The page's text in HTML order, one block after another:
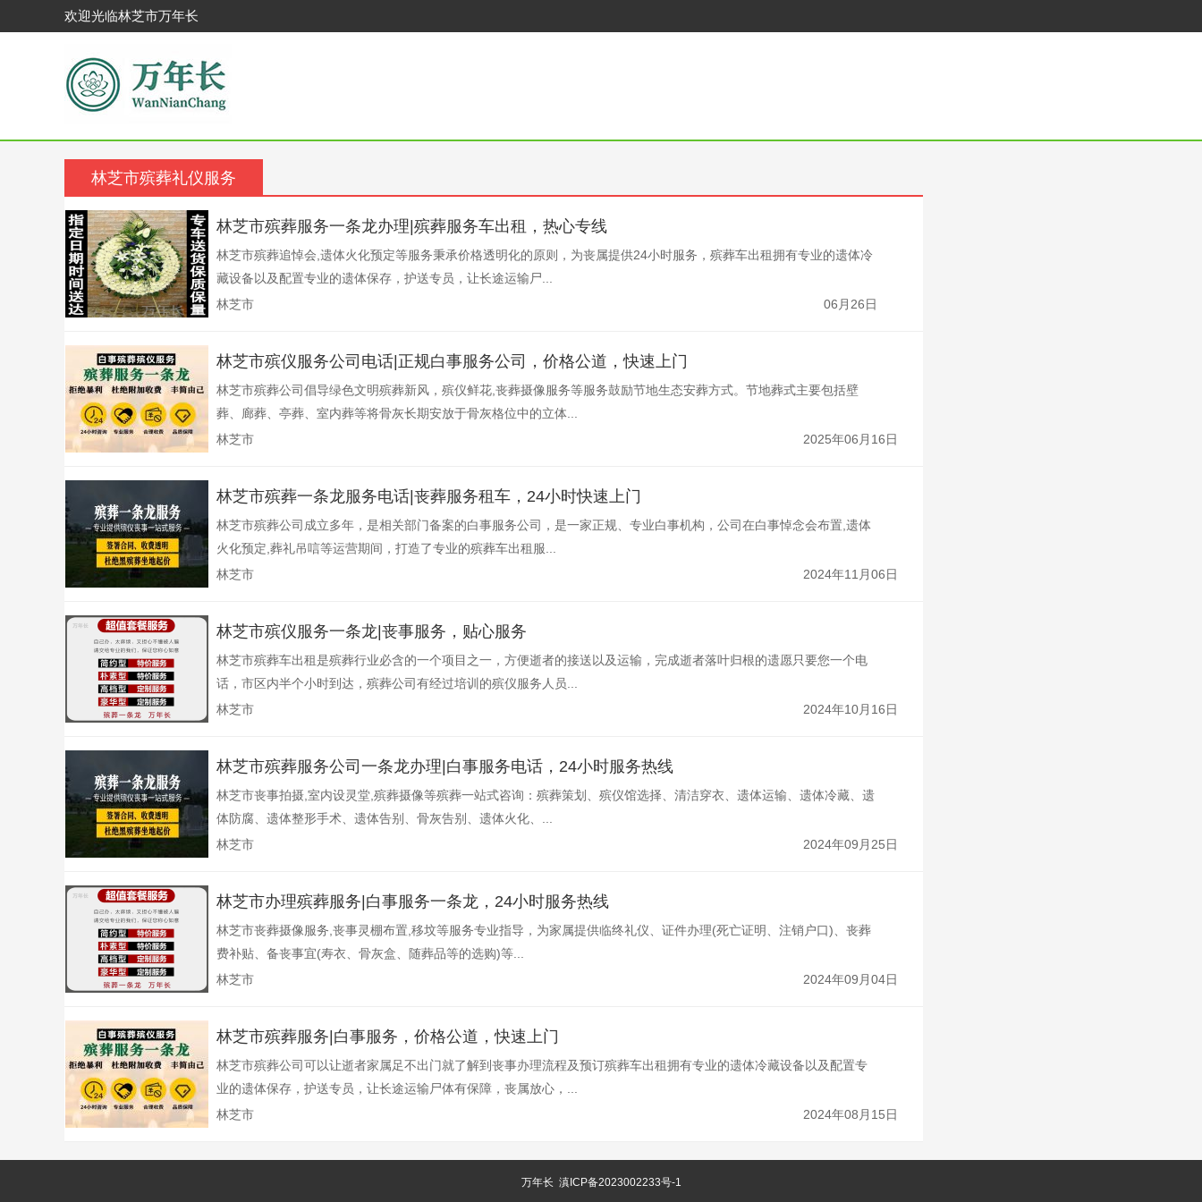
欢迎光临林芝市万年长
林芝市殡葬礼仪服务
林芝市殡葬服务一条龙办理|殡葬服务车出租，热心专线
林芝市殡葬追悼会,遗体火化预定等服务秉承价格透明化的原则，为丧属提供24小时服务，殡葬车出租拥有专业的遗体冷
藏设备以及配置专业的遗体保存，护送专员，让长途运输尸...
林芝市
06月26日
林芝市殡仪服务公司电话|正规白事服务公司，价格公道，快速上门
林芝市殡葬公司倡导绿色文明殡葬新风，殡仪鲜花,丧葬摄像服务等服务鼓励节地生态安葬方式。节地葬式主要包括壁
葬、廊葬、亭葬、室内葬等将骨灰长期安放于骨灰格位中的立体...
林芝市
2025年06月16日
林芝市殡葬一条龙服务电话|丧葬服务租车，24小时快速上门
林芝市殡葬公司成立多年，是相关部门备案的白事服务公司，是一家正规、专业白事机构，公司在白事悼念会布置,遗体
火化预定,葬礼吊唁等运营期间，打造了专业的殡葬车出租服...
林芝市
2024年11月06日
林芝市殡仪服务一条龙|丧事服务，贴心服务
林芝市殡葬车出租是殡葬行业必含的一个项目之一，方便逝者的接送以及运输，完成逝者落叶归根的遗愿只要您一个电
话，市区内半个小时到达，殡葬公司有经过培训的殡仪服务人员...
林芝市
2024年10月16日
林芝市殡葬服务公司一条龙办理|白事服务电话，24小时服务热线
林芝市丧事拍摄,室内设灵堂,殡葬摄像等殡葬一站式咨询：殡葬策划、殡仪馆选择、清洁穿衣、遗体运输、遗体冷藏、遗
体防腐、遗体整形手术、遗体告别、骨灰告别、遗体火化、...
林芝市
2024年09月25日
林芝市办理殡葬服务|白事服务一条龙，24小时服务热线
林芝市丧葬摄像服务,丧事灵棚布置,移坟等服务专业指导，为家属提供临终礼仪、证件办理(死亡证明、注销户口)、丧葬
费补贴、备丧事宜(寿衣、骨灰盒、随葬品等的选购)等...
林芝市
2024年09月04日
林芝市殡葬服务|白事服务，价格公道，快速上门
林芝市殡葬公司可以让逝者家属足不出门就了解到丧事办理流程及预订殡葬车出租拥有专业的遗体冷藏设备以及配置专
业的遗体保存，护送专员，让长途运输尸体有保障，丧属放心，...
林芝市
2024年08月15日
万年长 滇ICP备2023002233号-1